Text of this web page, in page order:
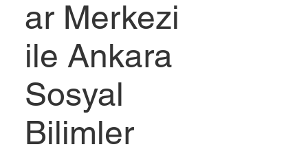
ar Merkezi
ile Ankara
Sosyal
Bilimler